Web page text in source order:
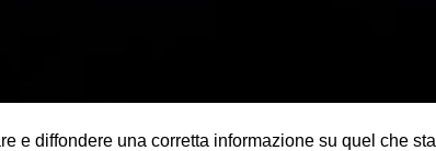
e diffondere una corretta informazione su quel che sta